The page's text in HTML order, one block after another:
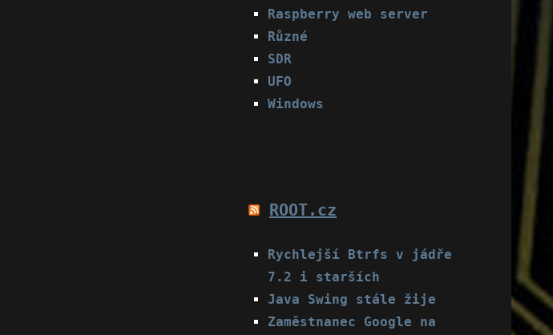
Raspberry web server
Různé
SDR
UFO
Windows
ROOT.cz
Rychlejší Btrfs v jádře
7.2 i starších
Java Swing stále žije
Zaměstnanec Google na